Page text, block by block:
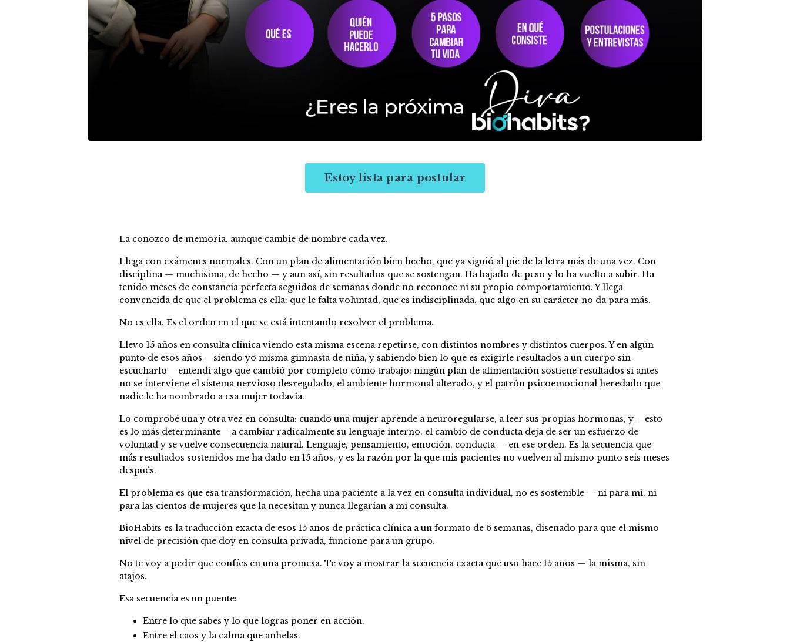
Estoy lista para postular
La conozco de memoria, aunque cambie de nombre cada vez.
Llega con exámenes normales. Con un plan de alimentación bien hecho, que ya siguió al pie de la letra más de una vez. Con
disciplina — muchísima, de hecho — y aun así, sin resultados que se sostengan. Ha bajado de peso y lo ha vuelto a subir. Ha
tenido meses de constancia perfecta seguidos de semanas donde no reconoce ni su propio comportamiento. Y llega
convencida de que el problema es ella: que le falta voluntad, que es indisciplinada, que algo en su carácter no da para más.
No es ella. Es el orden en el que se está intentando resolver el problema.
Llevo 15 años en consulta clínica viendo esta misma escena repetirse, con distintos nombres y distintos cuerpos. Y en algún
punto de esos años —siendo yo misma gimnasta de niña, y sabiendo bien lo que es exigirle resultados a un cuerpo sin
escucharlo— entendí algo que cambió por completo cómo trabajo: ningún plan de alimentación sostiene resultados si antes
no se interviene el sistema nervioso desregulado, el ambiente hormonal alterado, y el patrón psicoemocional heredado que
nadie le ha nombrado a esa mujer todavía.
Lo comprobé una y otra vez en consulta: cuando una mujer aprende a neuroregularse, a leer sus propias hormonas, y —esto
es lo más determinante— a cambiar radicalmente su lenguaje interno, el cambio de conducta deja de ser un esfuerzo de
voluntad y se vuelve consecuencia natural. Lenguaje, pensamiento, emoción, conducta — en ese orden. Es la secuencia que
más resultados sostenidos me ha dado en 15 años, y es la razón por la que mis pacientes no vuelven al mismo punto seis meses
después.
El problema es que esa transformación, hecha una paciente a la vez en consulta individual, no es sostenible — ni para mí, ni
para las cientos de mujeres que la necesitan y nunca llegarían a mi consulta.
BioHabits es la traducción exacta de esos 15 años de práctica clínica a un formato de 6 semanas, diseñado para que el mismo
nivel de precisión que doy en consulta privada, funcione para un grupo.
No te voy a pedir que confíes en una promesa. Te voy a mostrar la secuencia exacta que uso hace 15 años — la misma, sin
atajos.
Esa secuencia es un puente:
Entre lo que sabes y lo que logras poner en acción.
Entre el caos y la calma que anhelas.